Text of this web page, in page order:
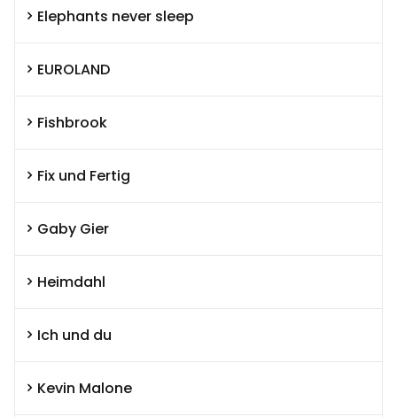
Elephants never sleep
EUROLAND
Fishbrook
Fix und Fertig
Gaby Gier
Heimdahl
Ich und du
Kevin Malone